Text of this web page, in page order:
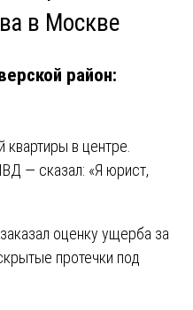
в Москве
район:
квартиры в центре.
— сказал: «Я юрист,
заказал оценку ущерба за
протечки под